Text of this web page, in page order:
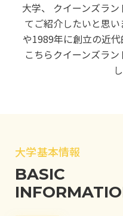
大学、
クイーンズラ
てご紹介したいと思
や1989年に創立の近
こちらクイーンズラ
大学基本情報
BASIC